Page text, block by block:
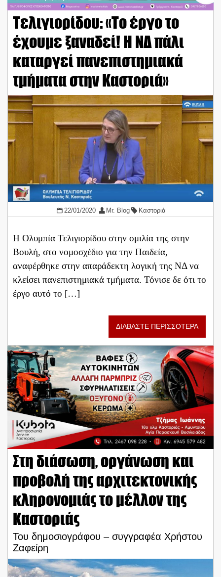
Τελιγιορίδου: «Το έργο το
έχουμε ξαναδεί! Η ΝΔ πάλι
καταργεί πανεπιστημιακά
τμήματα στην Καστοριά»
22/01/2020 Mr. Blog Καστοριά
Η Ολυμπία Τελιγιορίδου στην ομιλία της στην
Βουλή, στο νομοσχέδιο για την Παιδεία,
αναφέρθηκε στην απαράδεκτη λογική της ΝΔ να
κλείσει πανεπιστημιακά τμήματα. Τόνισε δε ότι το
έργο αυτό το […]
ΔΙΑΒΑΣΤΕ ΠΕΡΙΣΣΟΤΕΡΑ
Στη διάσωση, οργάνωση και
προβολή της αρχιτεκτονικής
κληρονομιάς το μέλλον της
Καστοριάς
Του δημοσιογράφου – συγγραφέα Χρήστου
Ζαφείρη